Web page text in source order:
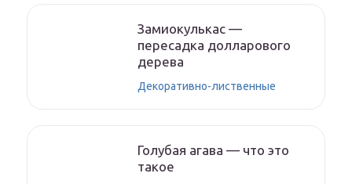
Замиокулькас —
пересадка долларового
дерева
Декоративно-лиственные
Голубая агава — что это
такое